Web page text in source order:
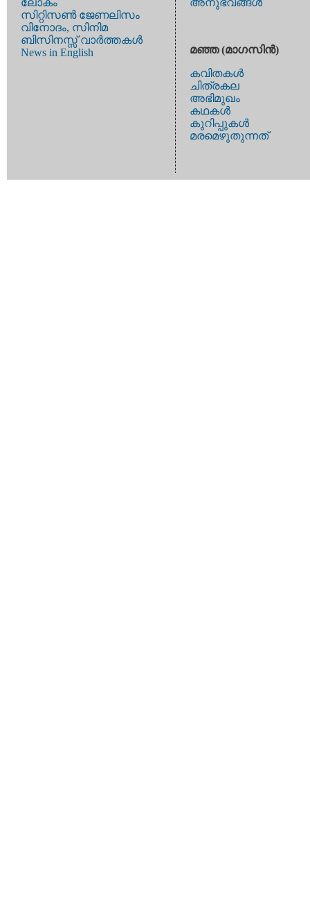
സിറ്റിസണ്‍ ജേണലിസം
വിനോദം, സിനിമ
ബിസിനസ്സ് വാര്‍ത്തകള്‍
News in English
മഞ്ഞ (മാഗസിന്‍)
കവിതകള്‍
ചിത്രകല
അഭിമുഖം
കഥകള്‍
കുറിപ്പുകള്‍
മരമെഴുതുന്നത്